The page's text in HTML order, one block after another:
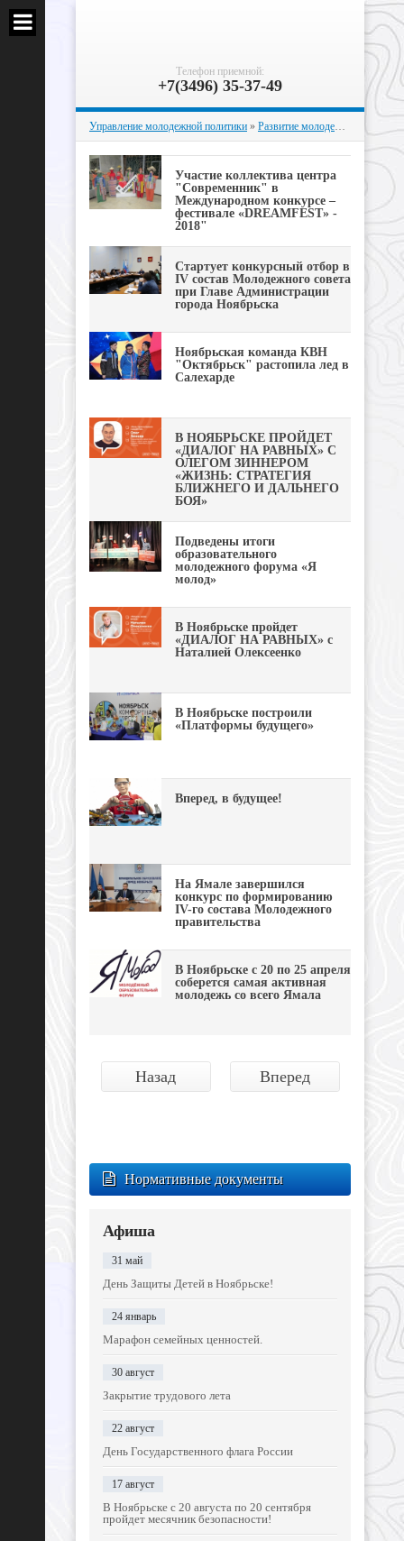
Телефон приемной:
+7(3496) 35-37-49
Управление молодежной политики » Развитие молодежных инициатив
Участие коллектива центра
"Современник" в
Международном конкурсе –
фестивале «DREAMFEST» -
2018"
Стартует конкурсный отбор в
IV состав Молодежного совета
при Главе Администрации
города Ноябрьска
Ноябрьская команда КВН
"Октябрьск" растопила лед в
Салехарде
В НОЯБРЬСКЕ ПРОЙДЕТ
«ДИАЛОГ НА РАВНЫХ» С
ОЛЕГОМ ЗИННЕРОМ
«ЖИЗНЬ: СТРАТЕГИЯ
БЛИЖНЕГО И ДАЛЬНЕГО
БОЯ»
Подведены итоги
образовательного
молодежного форума «Я
молод»
В Ноябрьске пройдет
«ДИАЛОГ НА РАВНЫХ» с
Наталией Олексеенко
В Ноябрьске построили
«Платформы будущего»
Вперед, в будущее!
На Ямале завершился
конкурс по формированию
IV-го состава Молодежного
правительства
В Ноябрьске с 20 по 25 апреля
соберется самая активная
молодежь со всего Ямала
Назад Вперед
Нормативные документы
Афиша
31 май
День Защиты Детей в Ноябрьске!
24 январь
Марафон семейных ценностей.
30 август
Закрытие трудового лета
22 август
День Государственного флага России
17 август
В Ноябрьске с 20 августа по 20 сентября
пройдет месячник безопасности!